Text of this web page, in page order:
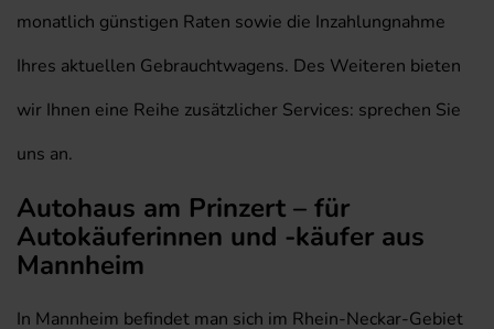
monatlich günstigen Raten sowie die Inzahlungnahme
Ihres aktuellen Gebrauchtwagens. Des Weiteren bieten
wir Ihnen eine Reihe zusätzlicher Services: sprechen Sie
uns an.
Autohaus am Prinzert – für
Autokäuferinnen und -käufer aus
Mannheim
In Mannheim befindet man sich im Rhein-Neckar-Gebiet